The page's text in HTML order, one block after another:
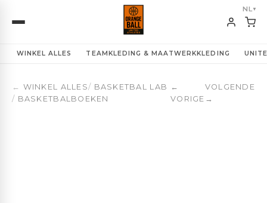
NL ▼
WINKEL ALLES TEAMKLEDING & MAATWERKKLEDING
← WINKEL ALLES/ BASKETBAL LAB
/ BASKETBALBOEKEN
←
VORIGE
VOLGENDE
→